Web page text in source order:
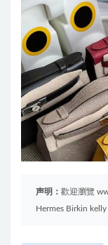
声明： 歡迎瀏覽
Hermes Birkin